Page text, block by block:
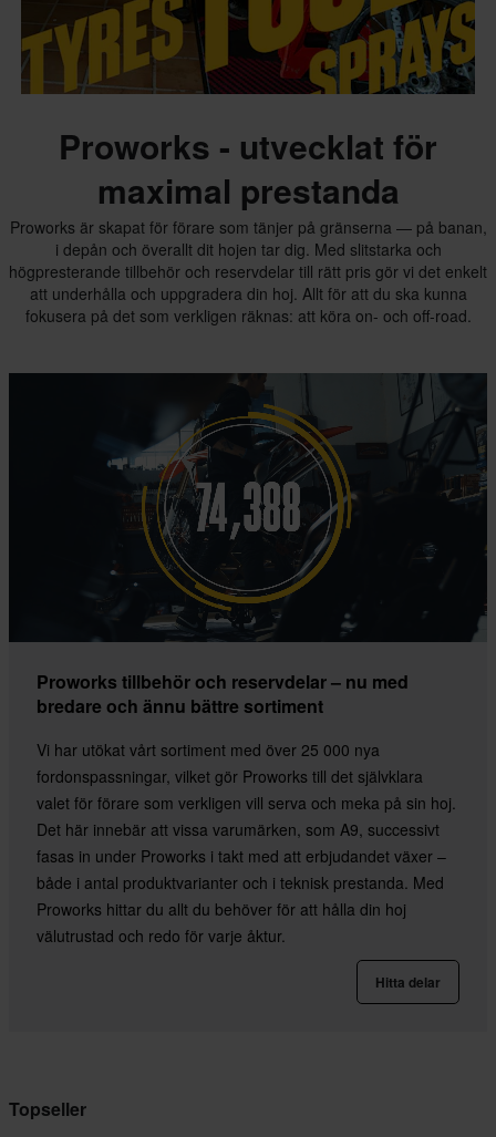
Proworks - utvecklat för
maximal prestanda
Proworks är skapat för förare som tänjer på gränserna — på banan,
i depån och överallt dit hojen tar dig. Med slitstarka och
högpresterande tillbehör och reservdelar till rätt pris gör vi det enkelt
att underhålla och uppgradera din hoj. Allt för att du ska kunna
fokusera på det som verkligen räknas: att köra on- och off-road.
Proworks tillbehör och reservdelar – nu med
bredare och ännu bättre sortiment
Vi har utökat vårt sortiment med över 25 000 nya
fordonspassningar, vilket gör Proworks till det självklara
valet för förare som verkligen vill serva och meka på sin hoj.
Det här innebär att vissa varumärken, som A9, successivt
fasas in under Proworks i takt med att erbjudandet växer –
både i antal produktvarianter och i teknisk prestanda. Med
Proworks hittar du allt du behöver för att hålla din hoj
välutrustad och redo för varje åktur.
Hitta delar
Topseller